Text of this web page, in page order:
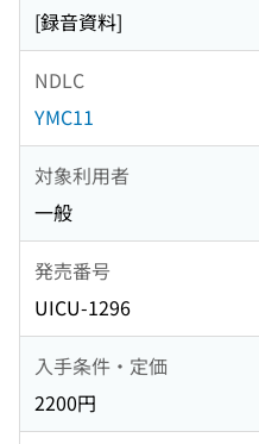
[録音資料]
NDLC
YMC11
対象利用者
一般
発売番号
UICU-1296
入手条件・定価
2200円